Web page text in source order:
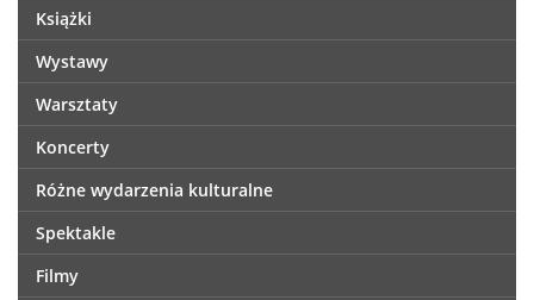
Książki
Wystawy
Warsztaty
Koncerty
Różne wydarzenia kulturalne
Spektakle
Filmy